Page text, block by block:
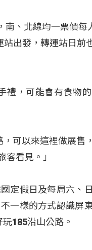
、北線均一票價每
出發，轉運站日前
禮，可能會有食物
可以來這裡做展售
看見。」
定假日及每周六、
一樣的方式認識屏
185沿山公路。